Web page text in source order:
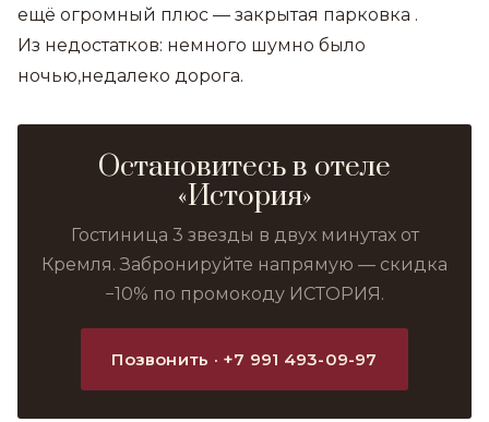
ещё огромный плюс — закрытая парковка .
Из недостатков: немного шумно было
ночью,недалеко дорога.
Остановитесь в отеле
«История»
Гостиница 3 звезды в двух минутах от
Кремля. Забронируйте напрямую — скидка
−10% по промокоду ИСТОРИЯ.
Позвонить · +7 991 493-09-97